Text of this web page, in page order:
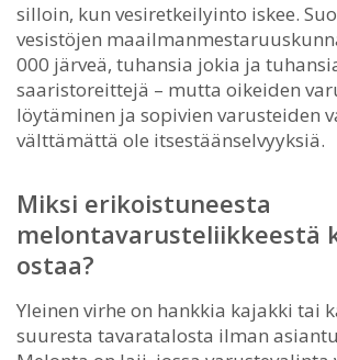
silloin, kun vesiretkeilyinto iskee.
vesistöjen
000 järveä, tuhansia jokia ja
saaristoreittejä – mutta oikeiden
löytäminen ja sopivien varusteiden
välttämättä ole itsestäänselvyyksiä.
Miksi erikoistuneesta
melontavarusteliikkeestä
ostaa?
Yleinen virhe on hankkia kajakki tai
suuresta tavaratalosta ilman